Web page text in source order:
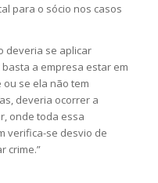
para o sócio nos casos
deveria se aplicar
a empresa estar em
se ela não tem
deveria ocorrer a
onde toda essa
verifica-se desvio de
crime.”